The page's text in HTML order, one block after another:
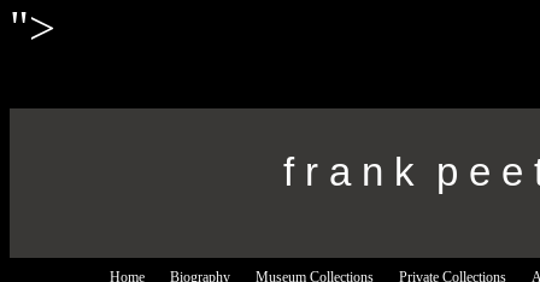
">
f r a n k p e
Home Biography Museum Collections Private Collections